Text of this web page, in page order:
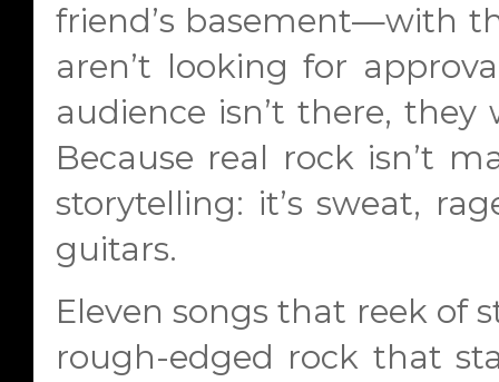
friend’s basement—with
aren’t looking for
audience isn’t there,
Because real rock isn’t
storytelling: it’s sweat,
guitars.
Eleven songs that reek of
rough-edged rock that